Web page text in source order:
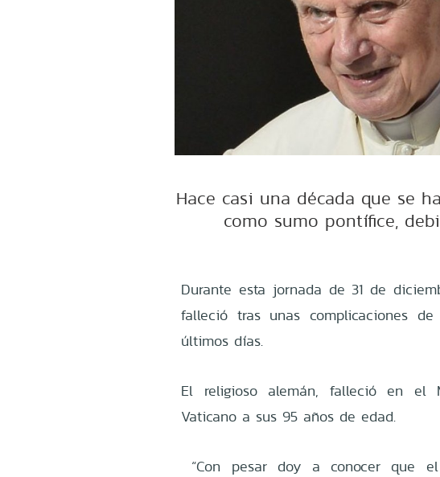
Hace casi una década que se
como sumo pontífice,
Durante esta jornada de 31 de
falleció tras unas complicaciones
últimos días.
El religioso alemán, falleció en el
Vaticano a sus 95 años de edad.
“Con pesar doy a conocer que